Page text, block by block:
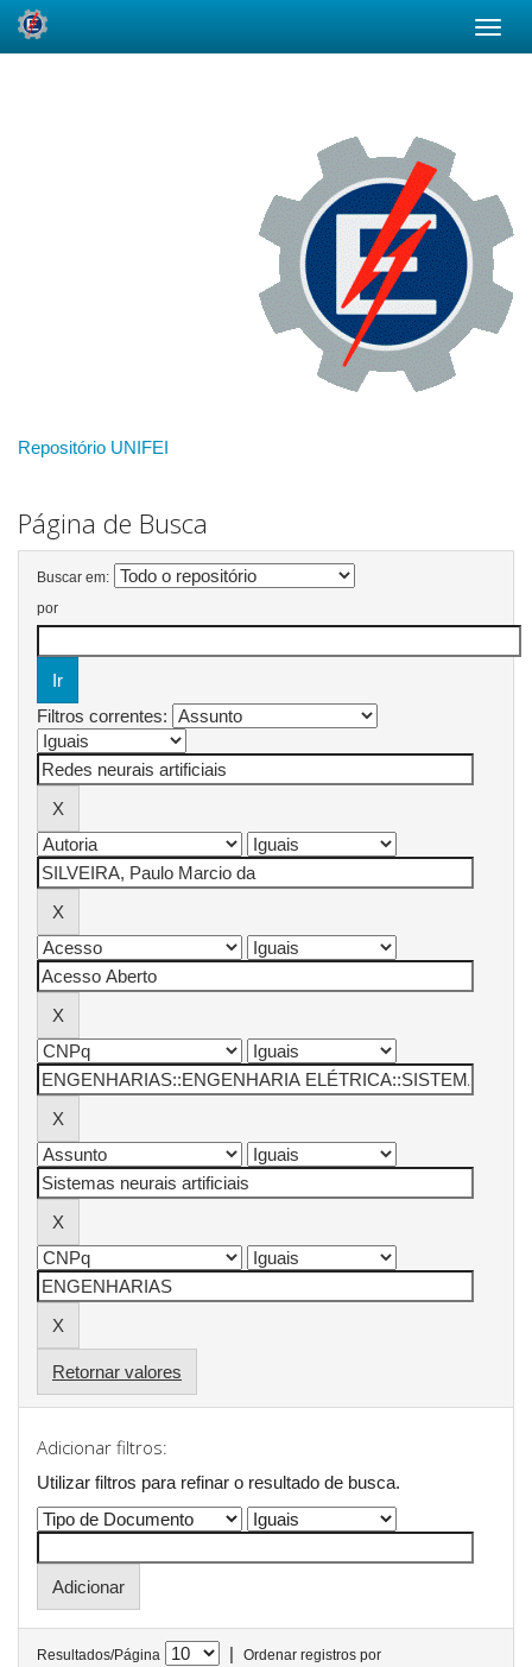
Repositório UNIFEI
Página de Busca
Buscar em:
por
Filtros correntes:
Retornar valores
Adicionar filtros:
Utilizar filtros para refinar o resultado de busca.
Resultados/Página |
Ordenar registros por